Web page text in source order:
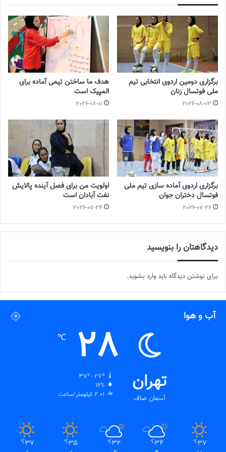
برچسب ها تیم ملی فوتسال زنان فوتسال زنان
برگزاری دومین اردوی انتخابی تیم
ملی فوتسال زنان
2026-08-03
هدف ما ساختن تیمی آماده برای
المپیک است
2026-08-01
برگزاری اردوی آماده سازی تیم ملی
فوتسال دختران جوان
2026-07-26
اولویت من برای فصل آینده پالایش
نفت آبادان است
2026-07-24
دیدگاهتان را بنویسید
برای نوشتن دیدگاه باید وارد بشوید.
آب و هوا
تهران
آسمان صاف
28
℃
16%
2.01 کیلومتر/ساعت
37
℃
34
℃
32
℃
35
℃
37
℃